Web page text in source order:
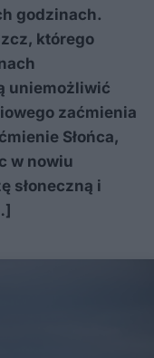
godzinach.
którego
uniemożliwić
zaćmienia
Słońca,
w nowiu
słoneczną i